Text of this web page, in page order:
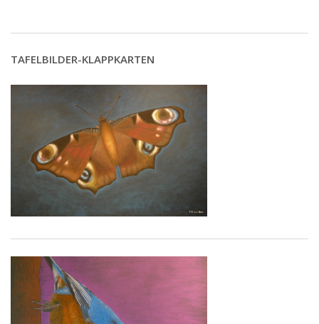
TAFELBILDER-KLAPPKARTEN